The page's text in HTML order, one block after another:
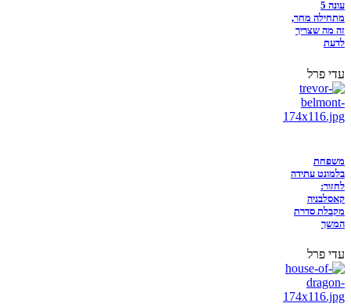
עונה 5
מתחילה מחר,
זה מה שצריך
לדעת
עדי פרל
משפחת
בלמונט עתידה
לחזור:
קאסלבניה
מקבלת סדרת
המשך
עדי פרל